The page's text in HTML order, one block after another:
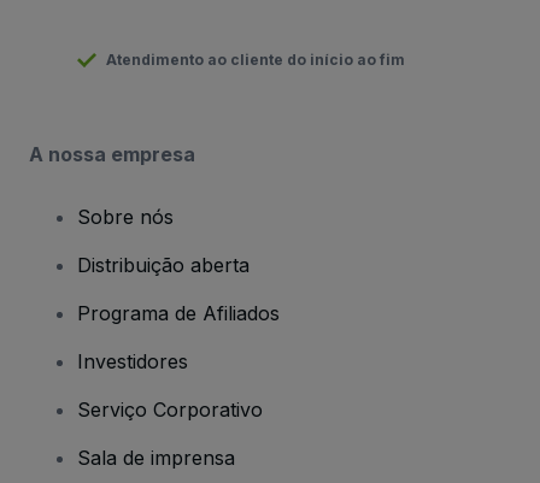
Atendimento ao cliente do início ao fim
A nossa empresa
Sobre nós
Distribuição aberta
Programa de Afiliados
Investidores
Serviço Corporativo
Sala de imprensa